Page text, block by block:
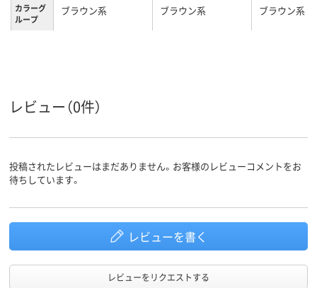
カラーグ
ループ
ブラウン系 ブラウン系 ブラウン系
レビュー（0件）
投稿されたレビューはまだありません。お客様のレビューコメントをお
待ちしています。
レビューを書く
レビューをリクエストする